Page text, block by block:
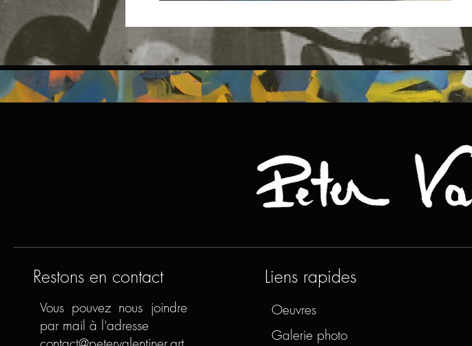
Restons en contact
Vous pouvez nous joindre
par mail à l'adresse
Liens rapides
Oeuvres
Galerie photo